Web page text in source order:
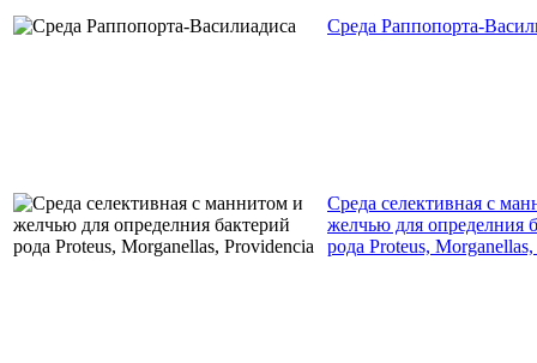
Среда Раппопорта-
Среда селективная с
желчью для определния
рода Proteus,